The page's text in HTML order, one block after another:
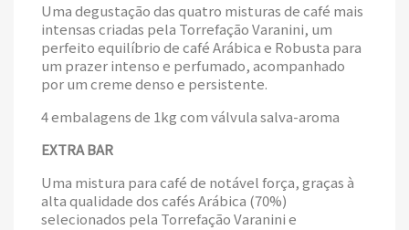
Uma degustação das quatro misturas de café mais
intensas criadas pela Torrefação Varanini, um
perfeito equilíbrio de café Arábica e Robusta para
um prazer intenso e perfumado, acompanhado
por um creme denso e persistente.
4 embalagens de 1kg com válvula salva-aroma
EXTRA BAR
Uma mistura para café de notável força, graças à
alta qualidade dos cafés Arábica (70%)
selecionados pela Torrefação Varanini e